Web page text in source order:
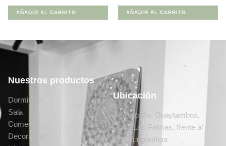
AÑADIR AL CARRITO AÑADIR AL CARRITO
Nuestros productos
Dormitorio
Sala
Comedor
Decoración
Ubicación
Ambato, Av. Guaytambos,
Ficoa Las Palmas, frente al
club Tungurahua